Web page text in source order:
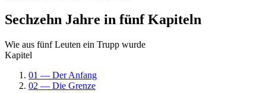
Sechzehn Jahre in fünf Kapiteln
Wie aus fünf Leuten ein Trupp wurde
Kapitel
01 — Der Anfang
02 — Die Grenze